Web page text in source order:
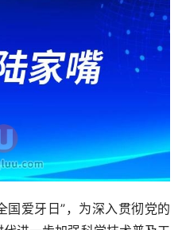
爱牙日”，为深入贯彻党的